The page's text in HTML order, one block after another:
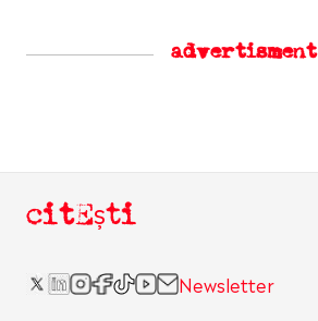
advertisment
citEști
Newsletter